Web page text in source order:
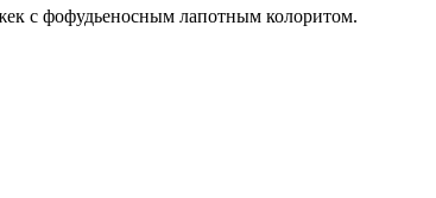
с фофудьеносным лапотным колоритом.